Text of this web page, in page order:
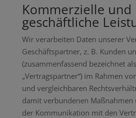
Kommerzielle und
geschäftliche
Wir verarbeiten Daten unserer
Geschäftspartner, z. B. Kunden
(zusammenfassend bezeichnet als
„Vertragspartner“) im Rahmen
und vergleichbaren
damit verbundenen Maßnahmen
der Kommunikation mit den